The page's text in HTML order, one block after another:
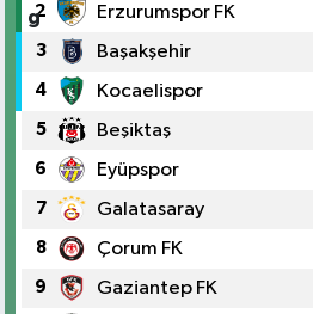
2 Erzurumspor FK
3 Başakşehir
4 Kocaelispor
5 Beşiktaş
6 Eyüpspor
7 Galatasaray
8 Çorum FK
9 Gaziantep FK